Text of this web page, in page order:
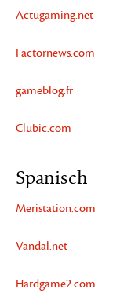
Actugaming.net
Factornews.com
gameblog.fr
Clubic.com
Spanisch
Meristation.com
Vandal.net
Hardgame2.com